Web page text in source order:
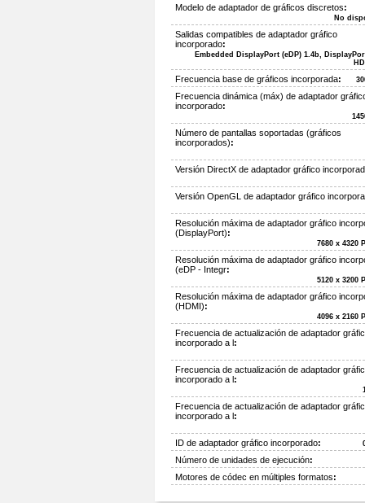
Modelo de adaptador de gráficos discretos:
No
Salidas compatibles de adaptador gráfico
incorporado:
Embedded DisplayPort (eDP) 1.4b,
Frecuencia base de gráficos incorporada:
Frecuencia dinámica (máx) de adaptador
incorporado:
Número de pantallas soportadas (gráficos
incorporados):
Versión DirectX de adaptador gráfico
Versión OpenGL de adaptador gráfico
Resolución máxima de adaptador gráfico
(DisplayPort):
7680 x 4320
Resolución máxima de adaptador gráfico
(eDP - Integr:
5120 x 3200
Resolución máxima de adaptador gráfico
(HDMI):
4096 x 2160
Frecuencia de actualización de adaptador
incorporado a l:
Frecuencia de actualización de adaptador
incorporado a l:
Frecuencia de actualización de adaptador
incorporado a l:
ID de adaptador gráfico incorporado:
Número de unidades de ejecución:
Motores de códec en múltiples formatos: